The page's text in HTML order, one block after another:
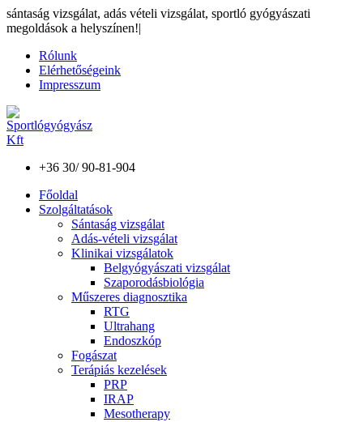
sántaság vizsgálat, adás vételi vizsgálat, sportló gyógyászati
megoldások a helyszínen!|
Rólunk
Elérhetőségeink
Impresszum
+36 30/ 90-81-904
Főoldal
Szolgáltatások
Sántaság vizsgálat
Adás-vételi vizsgálat
Klinikai vizsgálatok
Belgyógyászati vizsgálat
Szaporodásbiológia
Műszeres diagnosztika
RTG
Ultrahang
Endoszkóp
Fogászat
Terápiás kezelések
PRP
IRAP
Mesotherapy